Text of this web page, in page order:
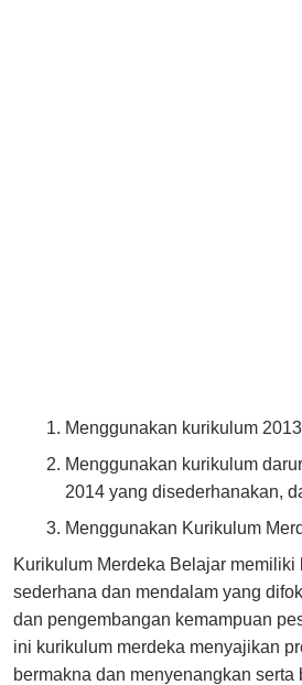
Menggunakan kurikulum
Menggunakan kurikulum
2014 yang disederhanakan,
Menggunakan Kurikulum
Kurikulum Merdeka Belajar
sederhana dan mendalam yang
dan pengembangan kemampuan
ini kurikulum merdeka menyajikan
bermakna dan menyenangkan serta